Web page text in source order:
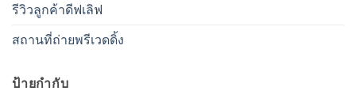
รีวิวลูกค้าดีฟเลิฟ
สถานที่ถ่ายพรีเวดดิ้ง
ป้ายกำกับ